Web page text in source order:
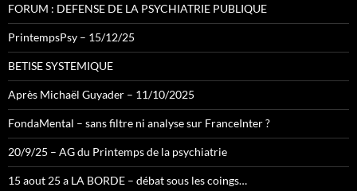
FORUM : DEFENSE DE LA PSYCHIATRIE PUBLIQUE
PrintempsPsy – 15/12/25
BETISE SYSTEMIQUE
Après Michaël Guyader – 11/10/2025
FondaMental – sans filtre ni analyse sur FranceInter ?
20/9/25 – AG du Printemps de la psychiatrie
15 aout 25 a LA BORDE – débat sous les coings…